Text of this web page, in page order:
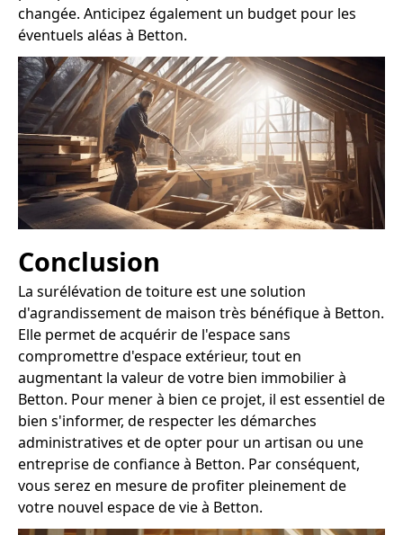
changée. Anticipez également un budget pour les
éventuels aléas à Betton.
Conclusion
La surélévation de toiture est une solution
d'agrandissement de maison très bénéfique à Betton.
Elle permet de acquérir de l'espace sans
compromettre d'espace extérieur, tout en
augmentant la valeur de votre bien immobilier à
Betton. Pour mener à bien ce projet, il est essentiel de
bien s'informer, de respecter les démarches
administratives et de opter pour un artisan ou une
entreprise de confiance à Betton. Par conséquent,
vous serez en mesure de profiter pleinement de
votre nouvel espace de vie à Betton.